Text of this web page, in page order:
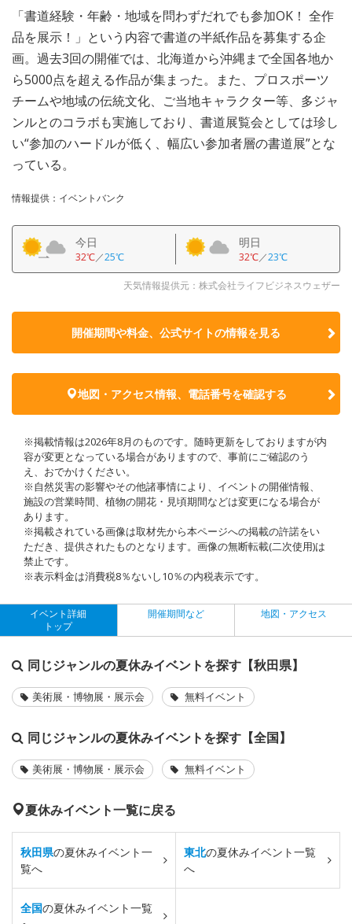
「書道経験・年齢・地域を問わずだれでも参加OK！ 全作
品を展示！」という内容で書道の半紙作品を募集する企
画。過去3回の開催では、北海道から沖縄まで全国各地か
ら5000点を超える作品が集まった。また、プロスポーツ
チームや地域の伝統文化、ご当地キャラクター等、多ジャ
ンルとのコラボも実施しており、書道展覧会としては珍し
い“参加のハードルが低く、幅広い参加者層の書道展”とな
っている。
情報提供：イベントバンク
今日
32℃／25℃
明日
32℃／23℃
天気情報提供元：株式会社ライフビジネスウェザー
開催期間や料金、公式サイトの情報を見る
地図・アクセス情報、電話番号を確認する
※掲載情報は2026年8月のものです。随時更新をしておりますが内
容が変更となっている場合がありますので、事前にご確認のう
え、おでかけください。
※自然災害の影響やその他諸事情により、イベントの開催情報、
施設の営業時間、植物の開花・見頃期間などは変更になる場合が
あります。
※掲載されている画像は取材先から本ページへの掲載の許諾をい
ただき、提供されたものとなります。画像の無断転載(二次使用)は
禁止です。
※表示料金は消費税8％ないし10％の内税表示です。
イベント詳細
トップ
開催期間など 地図・アクセス
同じジャンルの夏休みイベントを探す【秋田県】
美術展・博物展・展示会 無料イベント
同じジャンルの夏休みイベントを探す【全国】
美術展・博物展・展示会 無料イベント
夏休みイベント一覧に戻る
秋田県の夏休みイベント一
覧へ
東北の夏休みイベント一覧
へ
全国の夏休みイベント一覧